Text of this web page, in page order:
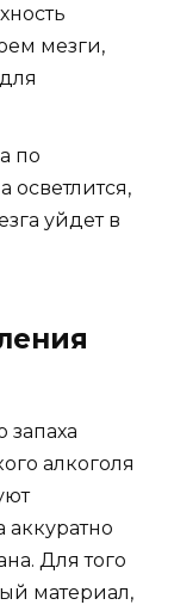
мезги,
по
осветлится,
уйдет в
алкоголя
аккуратно
Для того
материал,